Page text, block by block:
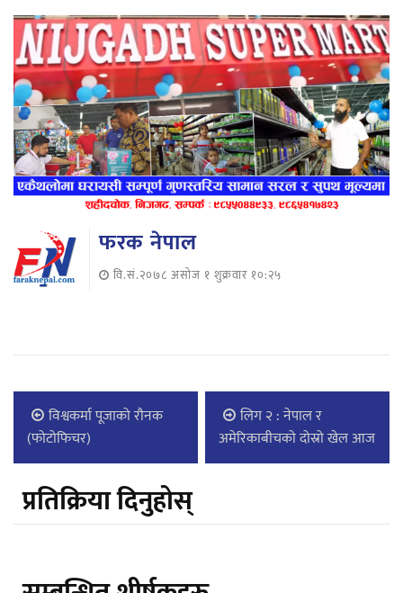
फरक नेपाल
वि.सं.२०७८ असोज १ शुक्रवार १०:२५
विश्वकर्मा पूजाको रौनक
(फोटोफिचर)
लिग २ : नेपाल र
अमेरिकाबीचको दोस्रो खेल आज
प्रतिक्रिया दिनुहोस्